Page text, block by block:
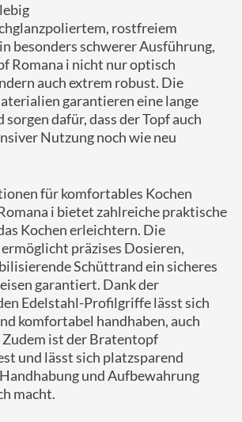
rostfreiem
besonders schwerer Ausführung,
Romana i nicht nur optisch
auch extrem robust. Die
garantieren eine lange
sorgen dafür, dass der Topf auch
Nutzung noch wie neu
für komfortables Kochen
i bietet zahlreiche praktische
Kochen erleichtern. Die
präzises Dosieren,
Schüttrand ein sicheres
garantiert. Dank der
Edelstahl-Profilgriffe lässt sich
komfortabel handhaben, auch
ist der Bratentopf
und lässt sich platzsparend
und Aufbewahrung
macht.